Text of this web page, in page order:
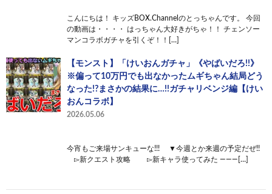
こんにちは！ キッズBOX.Channelのとっちゃんです。 今回
の動画は・・・・ はっちゃん大好きがちゃ！！ チェンソー
マンコラボガチャを引くぞ！！[…]
【モンスト】「けいおんガチャ」《やばいだろ!!》
※偏って10万円でも出なかったムギちゃん結局どう
なった!?まさかの結果に…!!ガチャリベンジ編【けい
おんコラボ】
2026.05.06
今宵もご来場サンキューな!!! ▼今週とか来週の予定だぜ!!
▻新クエスト攻略 ▻新キャラ使ってみた ———[…]